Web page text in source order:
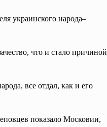
украинского народа–
что и стало причиной
все отдал, как и его
показало Московии,